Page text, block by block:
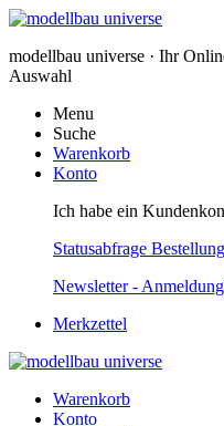
modellbau universe · Ihr
Auswahl
Menu
Suche
Warenkorb
Konto
Ich habe ein
Statusabfrage Bestellung
Newsletter - Anmeldung
Merkzettel
Warenkorb
Konto